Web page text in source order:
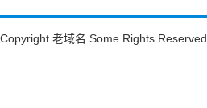
Copyright 老域名 .Some Rights Reserved.